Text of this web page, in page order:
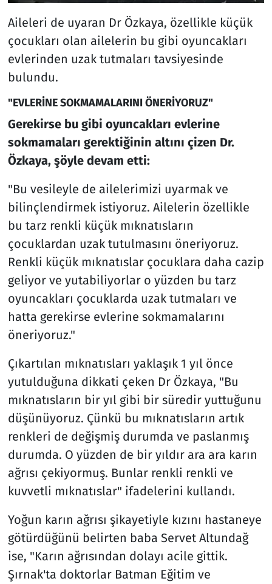
Aileleri de uyaran Dr Özkaya, özellikle küçük
çocukları olan ailelerin bu gibi oyuncakları
evlerinden uzak tutmaları tavsiyesinde
bulundu.
"EVLERİNE SOKMAMALARINI ÖNERİYORUZ"
Gerekirse bu gibi oyuncakları evlerine
sokmamaları gerektiğinin altını çizen Dr.
Özkaya, şöyle devam etti:
"Bu vesileyle de ailelerimizi uyarmak ve
bilinçlendirmek istiyoruz. Ailelerin özellikle
bu tarz renkli küçük mıknatısların
çocuklardan uzak tutulmasını öneriyoruz.
Renkli küçük mıknatıslar çocuklara daha cazip
geliyor ve yutabiliyorlar o yüzden bu tarz
oyuncakları çocuklarda uzak tutmaları ve
hatta gerekirse evlerine sokmamalarını
öneriyoruz."
Çıkartılan mıknatısları yaklaşık 1 yıl önce
yutulduğuna dikkati çeken Dr Özkaya, "Bu
mıknatısların bir yıl gibi bir süredir yuttuğunu
düşünüyoruz. Çünkü bu mıknatısların artık
renkleri de değişmiş durumda ve paslanmış
durumda. O yüzden de bir yıldır ara ara karın
ağrısı çekiyormuş. Bunlar renkli renkli ve
kuvvetli mıknatıslar" ifadelerini kullandı.
Yoğun karın ağrısı şikayetiyle kızını hastaneye
götürdüğünü belirten baba Servet Altundağ
ise, "Karın ağrısından dolayı acile gittik.
Şırnak'ta doktorlar Batman Eğitim ve